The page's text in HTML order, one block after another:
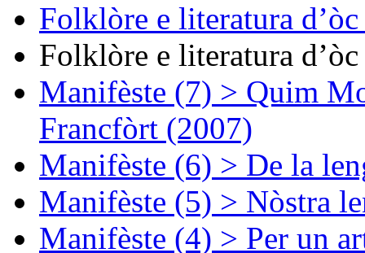
Folklòre e literatura
Folklòre e literatura
Manifèste (7) > Quim
Francfòrt (2007)
Manifèste (6) > De la
Manifèste (5) > Nòstra
Manifèste (4) > Per un